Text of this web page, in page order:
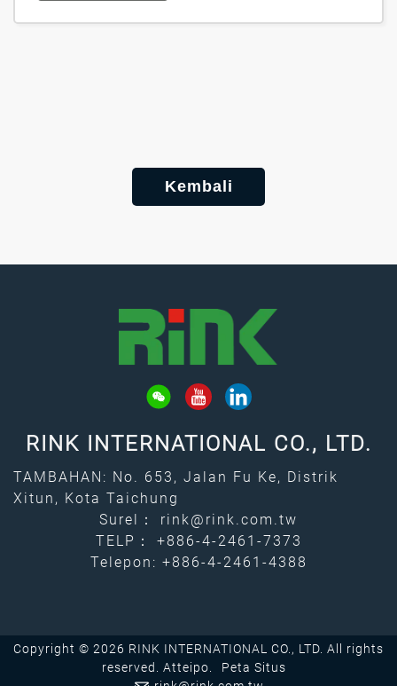
Kembali
RINK INTERNATIONAL CO., LTD.
TAMBAHAN: No. 653, Jalan Fu Ke, Distrik
Xitun, Kota Taichung
Surel： rink@rink.com.tw
TELP： +886-4-2461-7373
Telepon: +886-4-2461-4388
Copyright © 2026 RINK INTERNATIONAL CO., LTD. All rights
reserved. Atteipo.
Peta Situs